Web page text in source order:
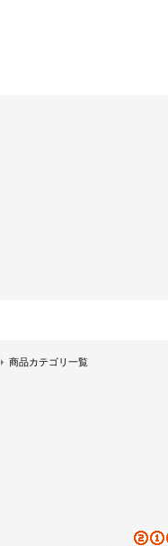
商品カテゴリ一覧